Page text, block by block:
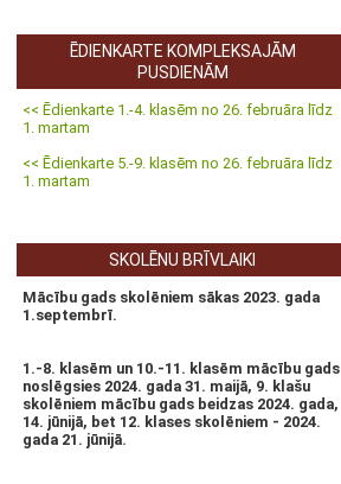
ĒDIENKARTE KOMPLEKSAJĀM
PUSDIENĀM
<< Ēdienkarte 1.-4. klasēm no 26. februāra līdz
1. martam
<< Ēdienkarte 5.-9. klasēm no 26. februāra līdz
1. martam
SKOLĒNU BRĪVLAIKI
Mācību gads skolēniem sākas 2023. gada
1.septembrī.
1.-8. klasēm un 10.-11. klasēm mācību gads
noslēgsies 2024. gada 31. maijā, 9. klašu
skolēniem mācību gads beidzas 2024. gada,
14. jūnijā, bet 12. klases skolēniem - 2024.
gada 21. jūnijā.